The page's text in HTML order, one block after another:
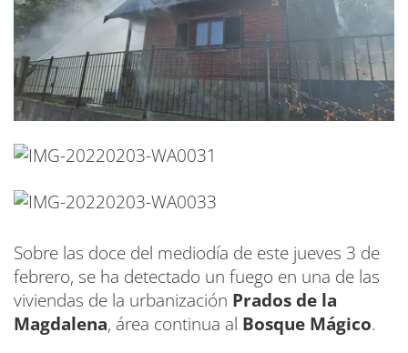
Sobre las doce del mediodía de este jueves 3 de
febrero, se ha detectado un fuego en una de las
viviendas de la urbanización Prados de la
Magdalena, área continua al Bosque Mágico.